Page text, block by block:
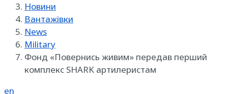
Новини
Вантажівки
News
Military
Фонд «Повернись живим» передав перший
комплекс SHARK артилеристам
en